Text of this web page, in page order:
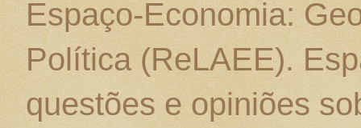
Espaço-Economia:
Política (ReLAEE).
questões e opiniões